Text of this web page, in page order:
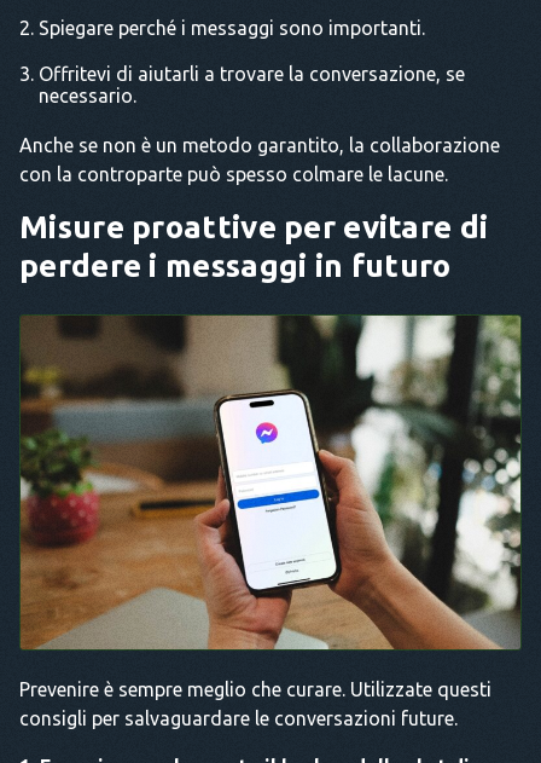
Spiegare perché i messaggi sono importanti.
Offritevi di aiutarli a trovare la conversazione, se
necessario.
Anche se non è un metodo garantito, la collaborazione
con la controparte può spesso colmare le lacune.
Misure proattive per evitare di
perdere i messaggi in futuro
Prevenire è sempre meglio che curare. Utilizzate questi
consigli per salvaguardare le conversazioni future.